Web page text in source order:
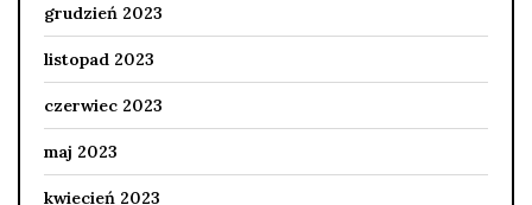
grudzień 2023
listopad 2023
czerwiec 2023
maj 2023
kwiecień 2023